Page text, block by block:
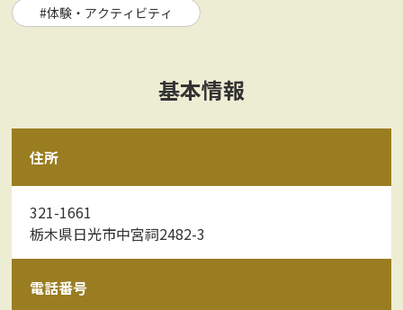
#体験・アクティビティ
基本情報
住所
321-1661
栃木県日光市中宮祠2482-3
電話番号